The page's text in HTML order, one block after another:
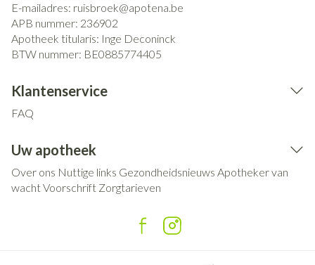
E-mailadres: ruisbroek@apotena.be
APB nummer: 236902
Apotheek titularis: Inge Deconinck
BTW nummer: BE0885774405
Klantenservice
FAQ
Uw apotheek
Over ons Nuttige links Gezondheidsnieuws Apotheker van
wachtVoorschrift Zorgtarieven